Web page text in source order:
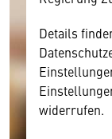
Details
widerrufen.